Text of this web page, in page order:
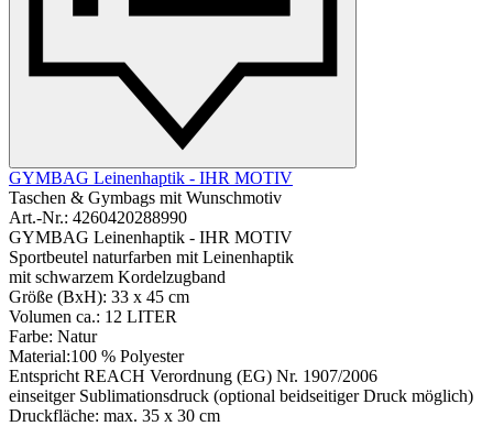
GYMBAG Leinenhaptik - IHR MOTIV
Taschen & Gymbags mit Wunschmotiv
Art.-Nr.: 4260420288990
GYMBAG Leinenhaptik - IHR MOTIV
Sportbeutel naturfarben mit Leinenhaptik
mit schwarzem Kordelzugband
Größe (BxH): 33 x 45 cm
Volumen ca.: 12 LITER
Farbe: Natur
Material:100 % Polyester
Entspricht REACH Verordnung (EG) Nr. 1907/2006
einseitger Sublimationsdruck (optional beidseitiger Druck möglich)
Druckfläche: max. 35 x 30 cm